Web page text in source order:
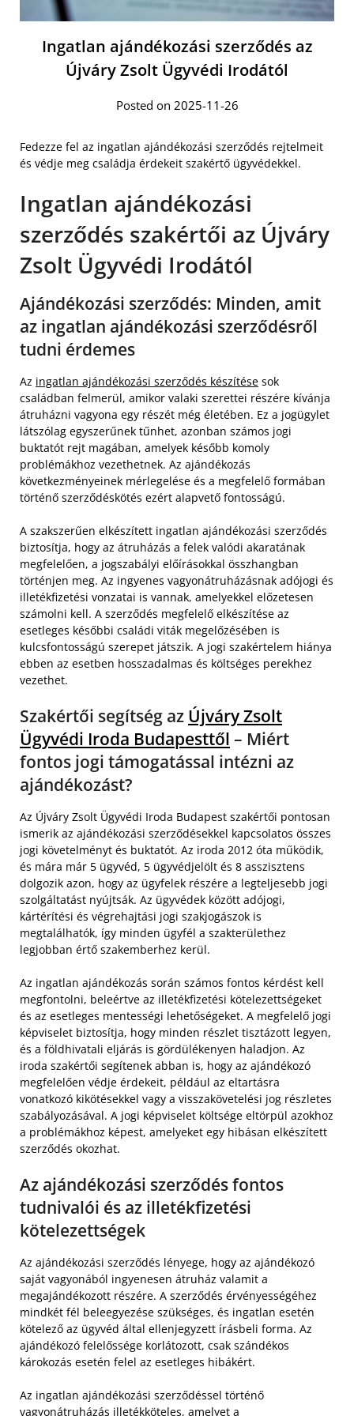
Ingatlan ajándékozási szerződés az
Újváry Zsolt Ügyvédi Irodától
Posted on 2025-11-26
Fedezze fel az ingatlan ajándékozási szerződés rejtelmeit
és védje meg családja érdekeit szakértő ügyvédekkel.
Ingatlan ajándékozási
szerződés szakértői az Újváry
Zsolt Ügyvédi Irodától
Ajándékozási szerződés: Minden, amit
az ingatlan ajándékozási szerződésről
tudni érdemes
Az ingatlan ajándékozási szerződés készítése sok
családban felmerül, amikor valaki szerettei részére kívánja
átruházni vagyona egy részét még életében. Ez a jogügylet
látszólag egyszerűnek tűnhet, azonban számos jogi
buktatót rejt magában, amelyek később komoly
problémákhoz vezethetnek. Az ajándékozás
következményeinek mérlegelése és a megfelelő formában
történő szerződéskötés ezért alapvető fontosságú.
A szakszerűen elkészített ingatlan ajándékozási szerződés
biztosítja, hogy az átruházás a felek valódi akaratának
megfelelően, a jogszabályi előírásokkal összhangban
történjen meg. Az ingyenes vagyonátruházásnak adójogi és
illetékfizetési vonzatai is vannak, amelyekkel előzetesen
számolni kell. A szerződés megfelelő elkészítése az
esetleges későbbi családi viták megelőzésében is
kulcsfontosságú szerepet játszik. A jogi szakértelem hiánya
ebben az esetben hosszadalmas és költséges perekhez
vezethet.
Szakértői segítség az Újváry Zsolt
Ügyvédi Iroda Budapesttől – Miért
fontos jogi támogatással intézni az
ajándékozást?
Az Újváry Zsolt Ügyvédi Iroda Budapest szakértői pontosan
ismerik az ajándékozási szerződésekkel kapcsolatos összes
jogi követelményt és buktatót. Az iroda 2012 óta működik,
és mára már 5 ügyvéd, 5 ügyvédjelölt és 8 asszisztens
dolgozik azon, hogy az ügyfelek részére a legteljesebb jogi
szolgáltatást nyújtsák. Az ügyvédek között adójogi,
kártérítési és végrehajtási jogi szakjogászok is
megtalálhatók, így minden ügyfél a szakterülethez
legjobban értő szakemberhez kerül.
Az ingatlan ajándékozás során számos fontos kérdést kell
megfontolni, beleértve az illetékfizetési kötelezettségeket
és az esetleges mentességi lehetőségeket. A megfelelő jogi
képviselet biztosítja, hogy minden részlet tisztázott legyen,
és a földhivatali eljárás is gördülékenyen haladjon. Az
iroda szakértői segítenek abban is, hogy az ajándékozó
megfelelően védje érdekeit, például az eltartásra
vonatkozó kikötésekkel vagy a visszakövetelési jog részletes
szabályozásával. A jogi képviselet költsége eltörpül azokhoz
a problémákhoz képest, amelyeket egy hibásan elkészített
szerződés okozhat.
Az ajándékozási szerződés fontos
tudnivalói és az illetékfizetési
kötelezettségek
Az ajándékozási szerződés lényege, hogy az ajándékozó
saját vagyonából ingyenesen átruház valamit a
megajándékozott részére. A szerződés érvényességéhez
mindkét fél beleegyezése szükséges, és ingatlan esetén
kötelező az ügyvéd által ellenjegyzett írásbeli forma. Az
ajándékozó felelőssége korlátozott, csak szándékos
károkozás esetén felel az esetleges hibákért.
Az ingatlan ajándékozási szerződéssel történő
vagyonátruházás illetékköteles, amelyet a